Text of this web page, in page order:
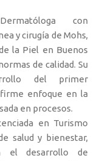
Dermatóloga con
y cirugía de Mohs,
la Piel en Buenos
de calidad. Su
del primer
enfoque en la
en procesos.
en Turismo
salud y bienestar,
el desarrollo de